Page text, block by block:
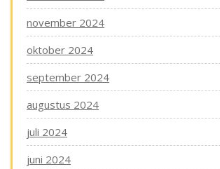
november 2024
oktober 2024
september 2024
augustus 2024
juli 2024
juni 2024